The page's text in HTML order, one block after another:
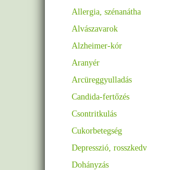
Allergia, szénanátha
Alvászavarok
Alzheimer-kór
Aranyér
Arcüreggyulladás
Candida-fertőzés
Csontritkulás
Cukorbetegség
Depresszió, rosszkedv
Dohányzás